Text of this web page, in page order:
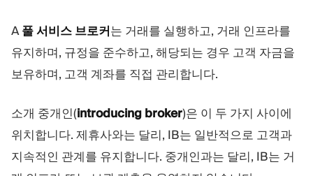
A풀 서비스 브로커는 거래를 실행하고, 거래 인프라를
유지하며, 규정을 준수하고, 해당되는 경우 고객 자금을
보유하며, 고객 계좌를 직접 관리합니다.
소개 중개인(introducing broker)은 이 두 가지 사이에
위치합니다. 제휴사와는 달리, IB는 일반적으로 고객과
지속적인 관계를 유지합니다. 중개인과는 달리, IB는 거